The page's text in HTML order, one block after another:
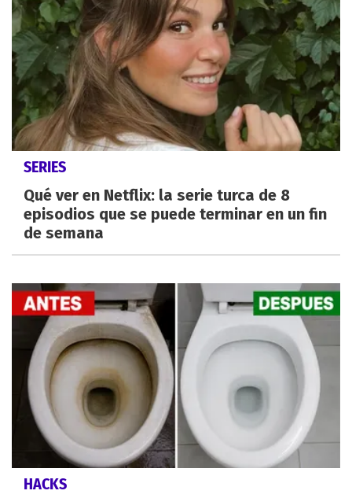
SERIES
Qué ver en Netflix: la serie turca de 8
episodios que se puede terminar en un fin
de semana
HACKS